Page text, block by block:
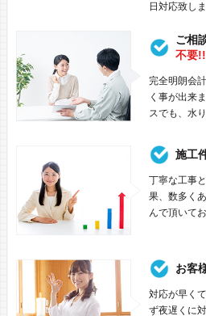
日対応致しま
ご相
不要!!
完全明朗会
く事が出来
スでも、水
施工
丁寧な工事
果、数多く
んで頂いて
お客
対応が早く
ず夜遅くに